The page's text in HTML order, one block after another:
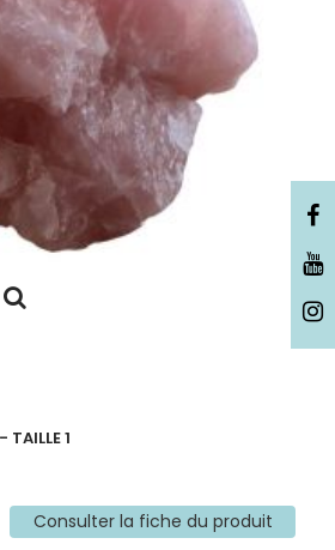
TAILLE 1
Consulter la fiche du produit